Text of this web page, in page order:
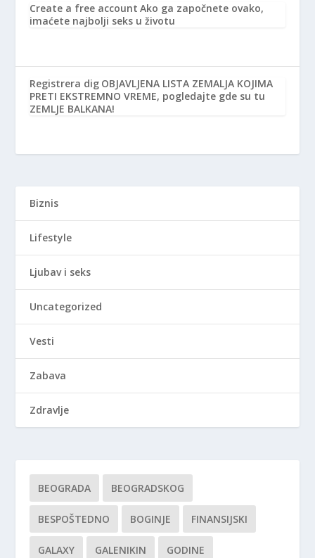
Create a free account Ako ga započnete ovako,
imaćete najbolji seks u životu
Registrera dig OBJAVLJENA LISTA ZEMALJA KOJIMA
PRETI EKSTREMNO VREME, pogledajte gde su tu
ZEMLJE BALKANA!
Biznis
Lifestyle
Ljubav i seks
Uncategorized
Vesti
Zabava
Zdravlje
BEOGRADA BEOGRADSKOG
BESPOŠTEDNO BOGINJE FINANSIJSKI
GALAXY GALENIKIN GODINE